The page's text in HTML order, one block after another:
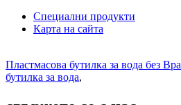
Специални продукти
Карта на сайта
Пластмасова бутилка за вода без Bpa
бутилка за вода,